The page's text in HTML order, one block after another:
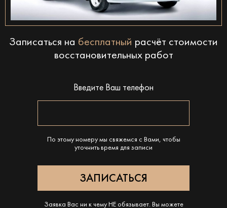
Записаться на бесплатный расчёт стоимости
восстановительных работ
Введите Ваш телефон
По этому номеру мы свяжемся с Вами, чтобы
уточнить время для записи
Заявка Вас ни к чему НЕ обязывает. Вы можете